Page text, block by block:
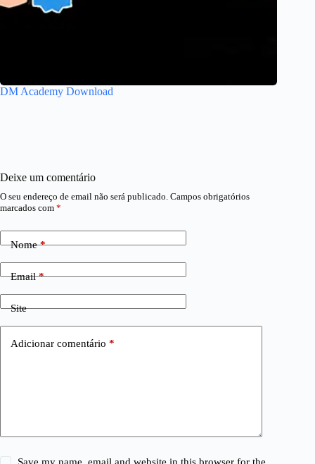
DM Academy Download
Deixe um comentário
O seu endereço de email não será publicado. Campos obrigatórios
marcados com *
Nome*
Email*
Site
Adicionar comentário *